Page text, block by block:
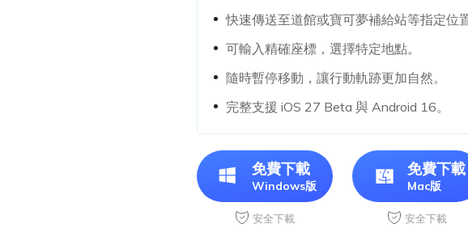
快速傳送至道館或寶可夢補給站等指定位置
可輸入精確座標，選擇特定地點。
隨時暫停移動，讓行動軌跡更加自然。
完整支援 iOS 27 Beta 與 Android 16。
免費下載
Windows版
安全下載
免費下載
Mac版
安全下載